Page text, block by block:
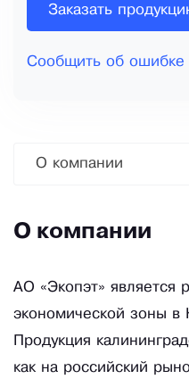
Заказать
Сообщить об ошибке
О компании
О компании
АО «Экопэт» является
экономической зоны в
Продукция
как на российский